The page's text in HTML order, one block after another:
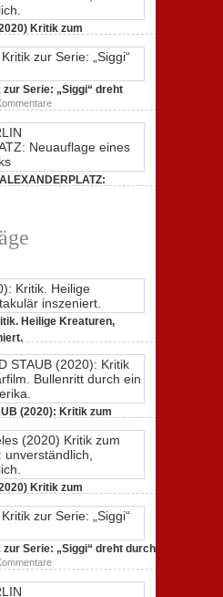
(2020):
Kritik
zum
Dokumentarfilm.
durch
ein
Amerika.
Kritik zum
zu
Tacheles
(2020)
Kritik
zum
Dokumentarfilm:
unmissverständlich.
Serie: „Siggi“ dreht
zu
Freud
(2020)
zur
dreht
Heilige Kreaturen,
GUNDA
(2020):
Kritik.
Kreaturen,
spektakulär
(2020): Kritik zum
durch ein
Kommentarezu
UND
STAUB
Kritik
zum
Bullenritt
durch
ein
Kritik zum
Endlich
Tacheles
(2020)
zur Serie: „Siggi“ dreht durch
zu
Freud
(2020)